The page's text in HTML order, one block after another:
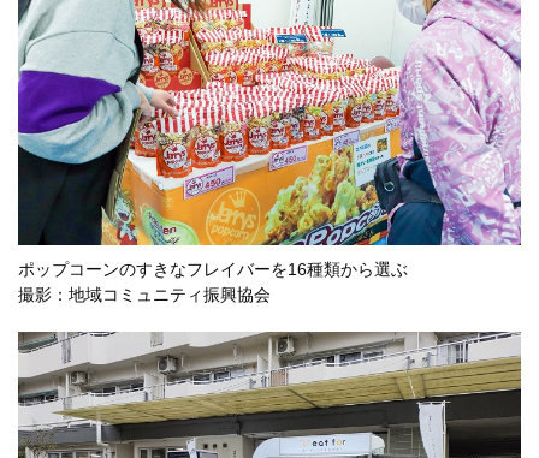
ポップコーンのすきなフレイバーを16種類から選ぶ
撮影：地域コミュニティ振興協会